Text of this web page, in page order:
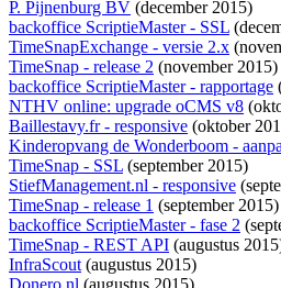
P. Pijnenburg BV (december 2015)
backoffice ScriptieMaster - SSL
TimeSnapExchange - versie 2.x
TimeSnap - release 2 (november 2015)
backoffice ScriptieMaster - rapportage
NTHV online: upgrade oCMS v8
Baillestavy.fr - responsive (oktober
Kinderopvang de Wonderboom -
TimeSnap - SSL (september 2015)
StiefManagement.nl - responsive
TimeSnap - release 1 (september 2015)
backoffice ScriptieMaster - fase 2
TimeSnap - REST API (augustus
InfraScout(augustus 2015)